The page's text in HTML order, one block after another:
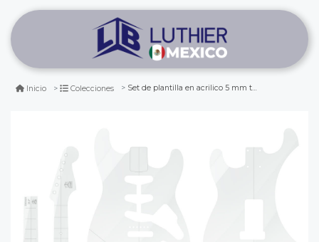
Inicio Colecciones Set de plantilla en acrilico 5 mm tipo stratocaster